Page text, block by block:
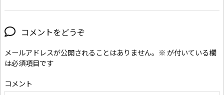
コメントをどうぞ
メールアドレスが公開されることはありません。 ※が付いている欄
は必須項目です
コメント